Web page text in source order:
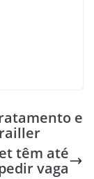
e
têm até
vaga